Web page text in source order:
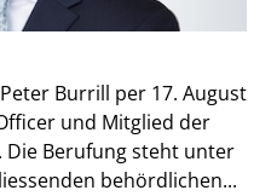
Burrill per 17. August
und Mitglied der
Berufung steht unter
behördlichen...